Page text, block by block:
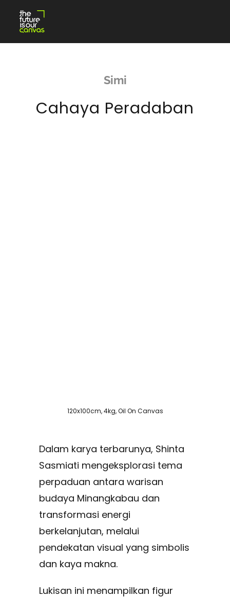
content
Simi
Cahaya Peradaban
120x100cm, 4kg, Oil On Canvas
Dalam karya terbarunya, Shinta
Sasmiati mengeksplorasi tema
perpaduan antara warisan
budaya Minangkabau dan
transformasi energi
berkelanjutan, melalui
pendekatan visual yang simbolis
dan kaya makna.
Lukisan ini menampilkan figur